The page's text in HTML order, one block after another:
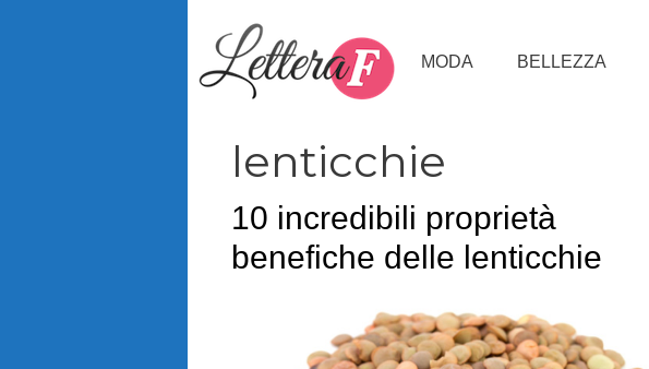
MODA BELLEZZA
lenticchie
10 incredibili proprietà
benefiche delle lenticchie